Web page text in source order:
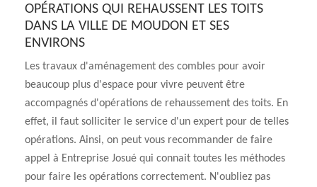
OPÉRATIONS QUI REHAUSSENT LES TOITS
DANS LA VILLE DE MOUDON ET SES
ENVIRONS
Les travaux d'aménagement des combles pour avoir
beaucoup plus d'espace pour vivre peuvent être
accompagnés d'opérations de rehaussement des toits. En
effet, il faut solliciter le service d'un expert pour de telles
opérations. Ainsi, on peut vous recommander de faire
appel à Entreprise Josué qui connait toutes les méthodes
pour faire les opérations correctement. N'oubliez pas